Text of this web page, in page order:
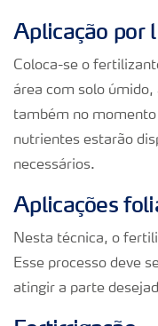
Aplicação por
Coloca-se o
área com solo úmido,
também no
nutrientes estarão
necessários.
Aplicações
Nesta técnica, o
Esse processo deve
atingir a parte